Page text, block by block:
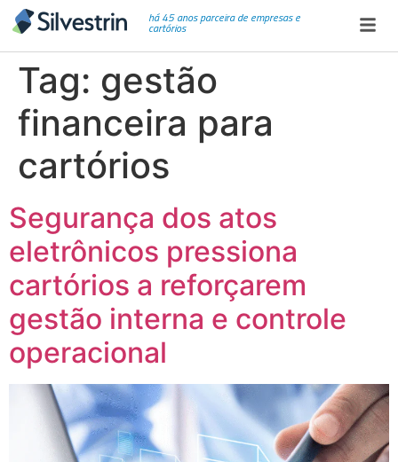
há 45 anos parceira de empresas e
cartórios
Tag: gestão
financeira para
cartórios
Segurança dos atos
eletrônicos pressiona
cartórios a reforçarem
gestão interna e controle
operacional